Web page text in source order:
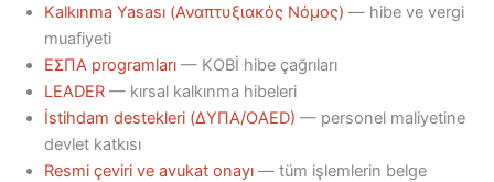
Kalkınma Yasası (Αναπτυξιακός Νόμος) — hibe ve vergi
muafiyeti
ΕΣΠΑ programları — KOBİ hibe çağrıları
LEADER — kırsal kalkınma hibeleri
İstihdam destekleri (ΔΥΠΑ/OAED) — personel maliyetine
devlet katkısı
Resmi çeviri ve avukat onayı — tüm işlemlerin belge